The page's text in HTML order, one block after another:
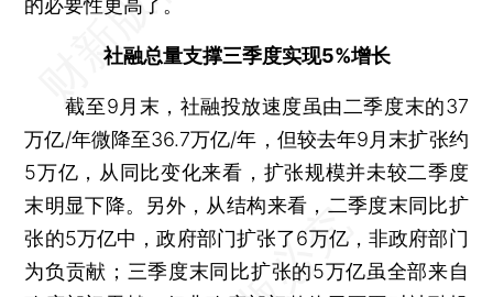
的必要性更高了。
社融总量支撑三季度实现5%增长
截至9月末，社融投放速度虽由二季度末的37
万亿/年微降至36.7万亿/年，但较去年9月末扩张约
5万亿，从同比变化来看，扩张规模并未较二季度
末明显下降。另外，从结构来看，二季度末同比扩
张的5万亿中，政府部门扩张了6万亿，非政府部门
为负贡献；三季度末同比扩张的5万亿虽全部来自